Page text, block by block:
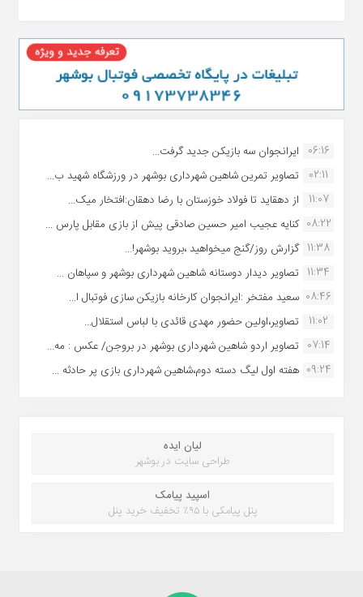
06:16 ایرانجوان سه بازیکن جدید گرفت...
02:11
تصاویر تمرین شاهین شهردارى بوشهر در ورزشگاه شهید ب...
11:07
از دهقاید تا فولاد خوزستان با رضا دهقان:افتخار میک...
08:22 کنایه عجیب امیر حسین صادقی پیش از بازی مقابل پارس ...
11:38 گزارش روز/گنج میخواهید ،بروید بوشهر!...
11:34 تصاویر دیدار دوستانه شاهین شهردارى بوشهر و سپاهان ...
08:46 سعید مفتخر :ایرانجوان کارخانه بازیکن سازی فوتبال ا...
11:02
تصاویر،اولین حضور مهدی قائدی با لباس استقلال...
07:14 تصاویر اردو شاهین شهرداری بوشهر در بروجن/ عکس : مه...
09:24 هفته اول لیگ دسته دوم،شاهین شهرداری بازی پر حادثه ...
لیان ایده
طراحی سایت در بوشهر
اسپید پیامک
پنل پیامکی با ۹۵٪ تخفیف خرید پنل